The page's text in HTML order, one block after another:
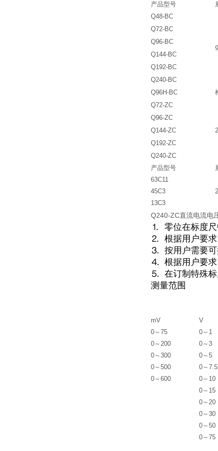
产品型号
Q48-BC
Q72-BC
Q96-BC
Q144-BC
Q192-BC
Q240-BC
Q96H-BC
Q72-ZC
Q96-ZC
Q144-ZC
Q192-ZC
Q240-ZC
产品型号
63C11
45C3
13C3
Q240-ZC直流电流电
⒈ 零位在标度尺
⒉ 根据用户要求
⒊ 按用户需要可
⒋ 根据用户要求
⒌ 在订制特殊标
测量范围
mV
V
0～75
0～1
0～200
0～3
0～300
0～5
0～500
0～7.5
0～600
0～10
0～15
0～20
0～30
0～50
0～75